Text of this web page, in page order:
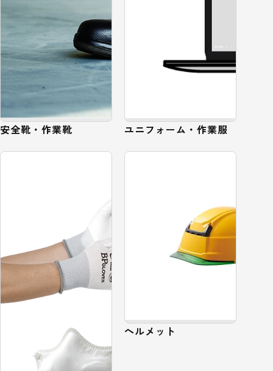
安全靴・作業靴 ユニフォーム・作業服
ヘルメット